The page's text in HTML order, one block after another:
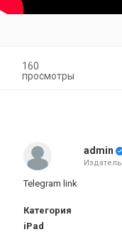
160
просмотры
admin
Издатель
Telegram link
Категория
iPad